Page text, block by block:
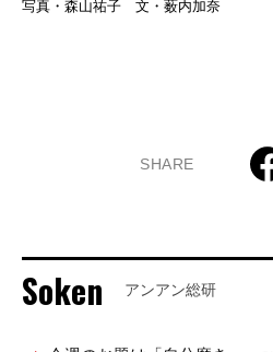
写真・森山祐子 文・薮内加奈
SHARE
Soken アンアン総研